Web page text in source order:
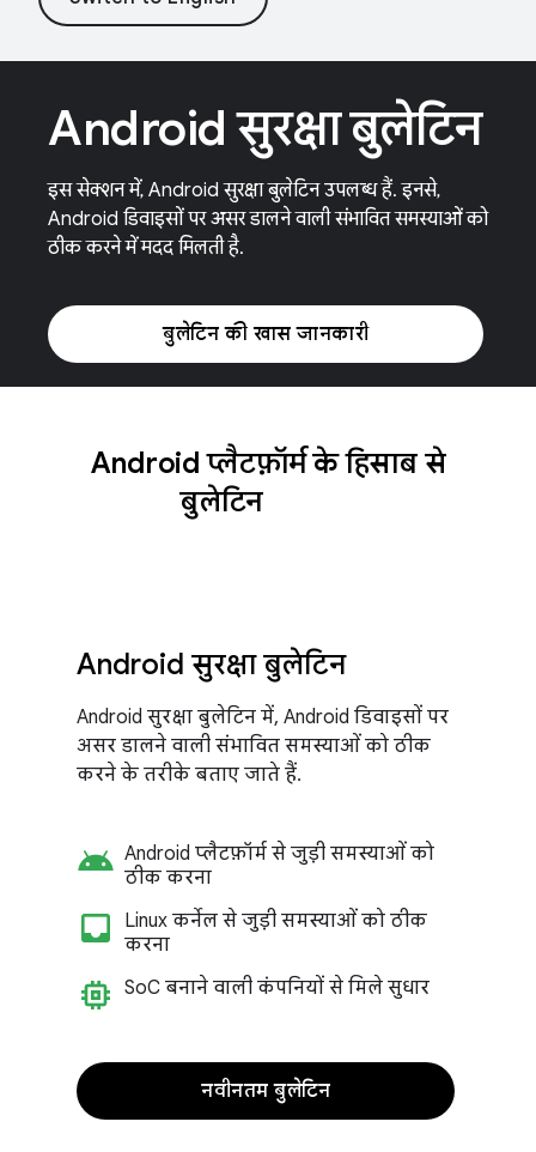
Android सुरक्षा बुलेटिन
इस सेक्शन में, Android सुरक्षा बुलेटिन उपलब्ध हैं. इनसे,
Android डिवाइसों पर असर डालने वाली संभावित समस्याओं को
ठीक करने में मदद मिलती है.
बुलेटिन की खास जानकारी
Android प्लैटफ़ॉर्म के हिसाब से
बुलेटिन
Android सुरक्षा बुलेटिन
Android सुरक्षा बुलेटिन में, Android डिवाइसों पर
असर डालने वाली संभावित समस्याओं को ठीक
करने के तरीके बताए जाते हैं.
android Android प्लैटफ़ॉर्म से जुड़ी समस्याओं को
ठीक करना
inbox_customize
Linux कर्नेल से जुड़ी समस्याओं को ठीक
करना
memory SoC बनाने वाली कंपनियों से मिले सुधार
नवीनतम बुलेटिन